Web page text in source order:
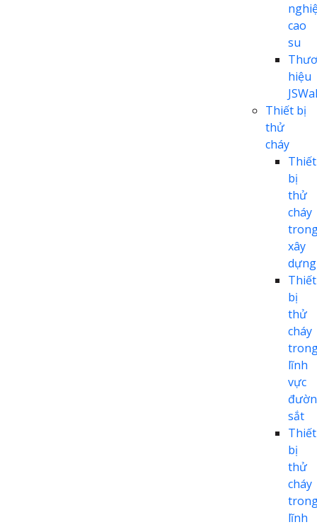
cao
su
hiệu
Thiết bị
thử
cháy
Thiết
bị
thử
cháy
xây
dựng
Thiết
bị
thử
cháy
lĩnh
vực
sắt
Thiết
bị
thử
cháy
lĩnh